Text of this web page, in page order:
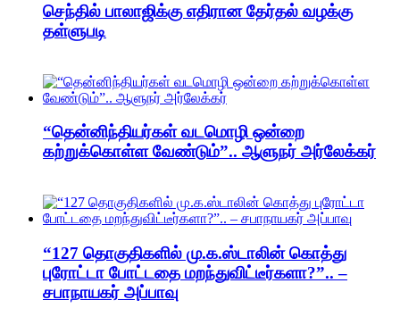
செந்தில் பாலாஜிக்கு எதிரான தேர்தல் வழக்கு
தள்ளுபடி
“தென்னிந்தியர்கள் வடமொழி ஒன்றை
கற்றுக்கொள்ள வேண்டும்”.. ஆளுநர் அர்லேக்கர்
“127 தொகுதிகளில் மு.க.ஸ்டாலின் கொத்து
புரோட்டா போட்டதை மறந்துவிட்டீர்களா?”.. –
சபாநாயகர் அப்பாவு